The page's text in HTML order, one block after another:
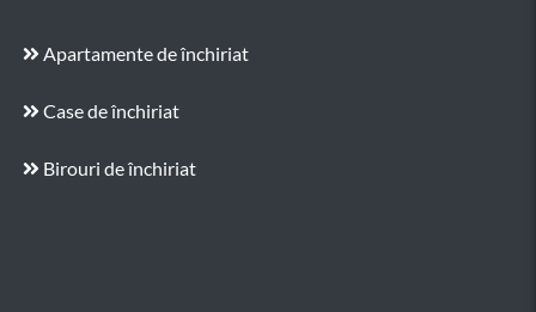
Apartamente de închiriat
Case de închiriat
Birouri de închiriat